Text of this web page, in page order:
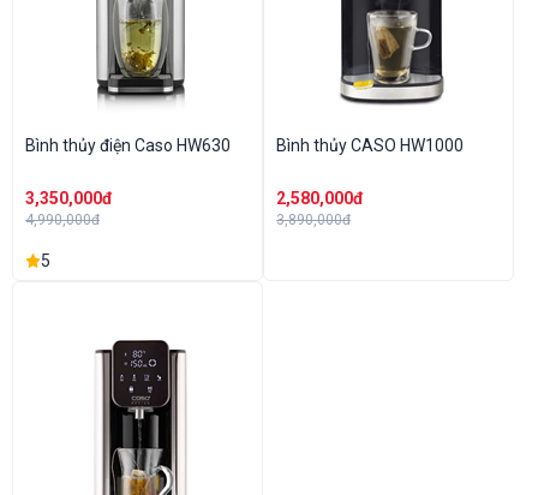
Bình thủy điện Caso HW630
3,350,000đ
4,990,000đ
5
Bình thủy CASO HW1000
2,580,000đ
3,890,000đ